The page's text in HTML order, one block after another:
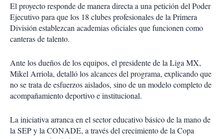
El proyecto responde de manera directa a una petición del Poder
Ejecutivo para que los 18 clubes profesionales de la Primera
División establezcan academias oficiales que funcionen como
canteras de talento.
Ante los dueños de los equipos, el presidente de la Liga MX,
Mikel Arriola, detalló los alcances del programa, explicando que
no se trata de esfuerzos aislados, sino de un modelo completo de
acompañamiento deportivo e institucional.
La iniciativa arranca en el sector educativo básico de la mano de
la SEP y la CONADE, a través del crecimiento de la Copa